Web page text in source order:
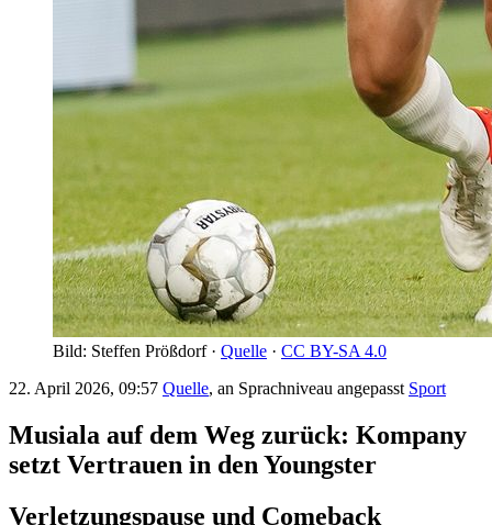
Bild: Steffen Prößdorf · Quelle · CC BY-SA 4.0
22. April 2026, 09:57 Quelle, an Sprachniveau angepasst Sport
Musiala auf dem Weg zurück: Kompany
setzt Vertrauen in den Youngster
Verletzungspause und Comeback